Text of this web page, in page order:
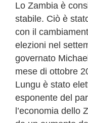
Lo Zambia è
stabile. Ciò è
con il
elezioni nel
governato
mese di ottobre
Lungu è stato
esponente del
l’economia dello